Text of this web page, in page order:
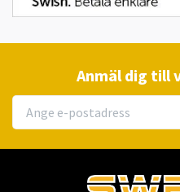
Anmäl dig till